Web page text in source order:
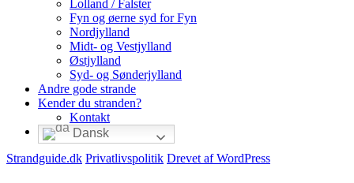
Lolland / Falster
Fyn og øerne syd for Fyn
Nordjylland
Midt- og Vestjylland
Østjylland
Syd- og Sønderjylland
Andre gode strande
Kender du stranden?
Kontakt
Dansk
Strandguide.dk Privatlivspolitik Drevet af WordPress